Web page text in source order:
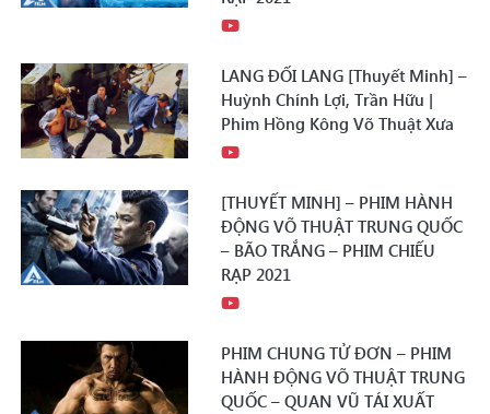
LANG ĐỐI LANG [Thuyết Minh] –
Huỳnh Chính Lợi, Trần Hữu |
Phim Hồng Kông Võ Thuật Xưa
[THUYẾT MINH] – PHIM HÀNH
ĐỘNG VÕ THUẬT TRUNG QUỐC
– BÃO TRẮNG – PHIM CHIẾU
RẠP 2021
PHIM CHUNG TỬ ĐƠN – PHIM
HÀNH ĐỘNG VÕ THUẬT TRUNG
QUỐC – QUAN VŨ TÁI XUẤT